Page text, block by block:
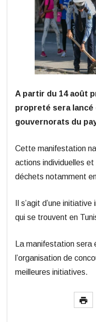
A partir du 14 août
propreté sera
gouvernorats du
Cette manifestation
actions individuelles
déchets notamment
Il s’agit d’une
qui se trouvent en
La manifestation
l’organisation de
meilleures initiatives.